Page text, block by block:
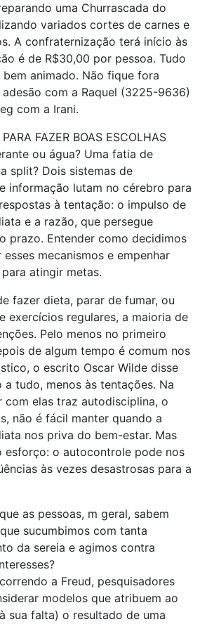
uma Churrascada do
variados cortes de carnes e
A confraternização terá início às
é de R$30,00 por pessoa. Tudo
animado. Não fique fora
adesão com a Raquel (3225-9636)
com a Irani.
FAZER BOAS ESCOLHAS
ou água? Uma fatia de
split? Dois sistemas de
informação lutam no cérebro para
à tentação: o impulso de
e a razão, que persegue
prazo. Entender como decidimos
mecanismos e empenhar
atingir metas.
fazer dieta, parar de fumar, ou
exercícios regulares, a maioria de
Pelo menos no primeiro
de algum tempo é comum nos
o escrito Oscar Wilde disse
a tudo, menos às tentações. Na
com elas traz autodisciplina, o
não é fácil manter quando a
nos priva do bem-estar. Mas
esforço: o autocontrole pode nos
às vezes desastrosas para a
as pessoas, m geral, sabem
sucumbimos com tanta
da sereia e agimos contra
a Freud, pesquisadores
modelos que atribuem ao
sua falta) o resultado de uma